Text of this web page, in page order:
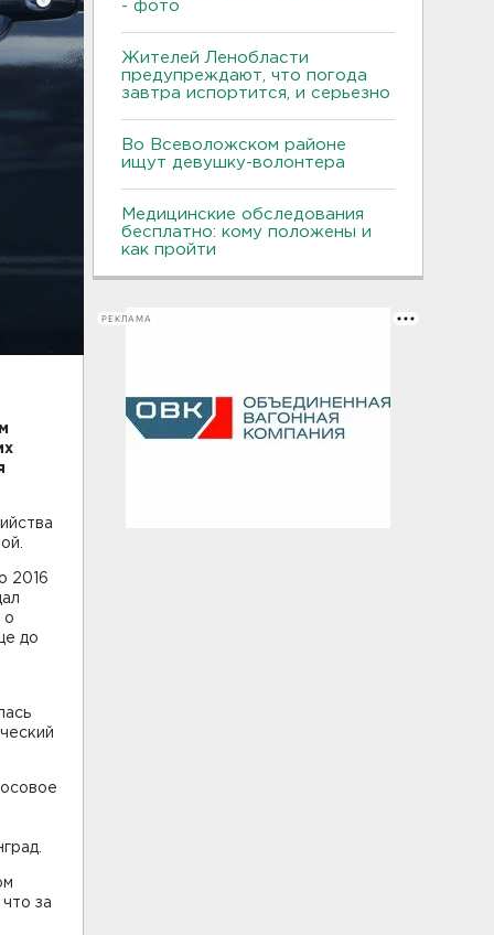
2016
о
до
за
- фото
Жителей Ленобласти
предупреждают, что погода
завтра испортится, и серьезно
Во Всеволожском районе
ищут девушку-волонтера
Медицинские обследования
бесплатно: кому положены и
как пройти
РЕКЛАМА